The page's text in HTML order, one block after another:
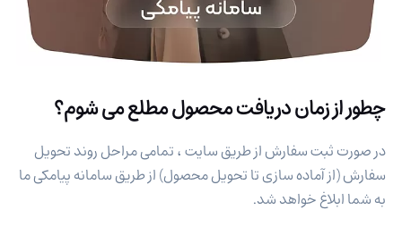
چطور از زمان دریافت محصول مطلع می شوم؟
در صورت ثبت سفارش از طریق سایت ، تمامی مراحل روند تحویل
سفارش (از آماده سازی تا تحویل محصول) از طریق سامانه پیامکی ما
به شما ابلاغ خواهد شد.